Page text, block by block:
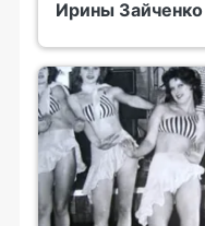
Ирины Зайченко